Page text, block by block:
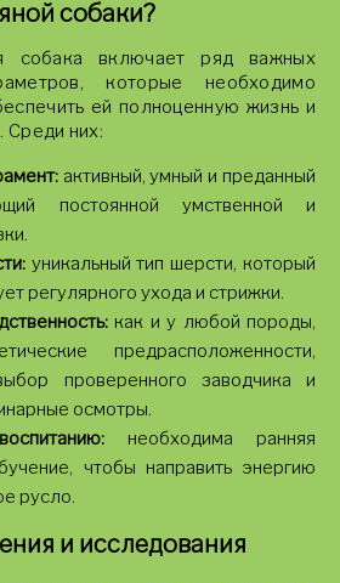
собаки?
собака включает ряд важных
которые необходимо
ей полноценную жизнь и
Среди них:
активный, умный и преданный
постоянной умственной и
уникальный тип шерсти, который
регулярного ухода и стрижки.
как и у любой породы,
предрасположенности,
проверенного заводчика и
осмотры.
необходима ранняя
чтобы направить энергию
русло.
и исследования